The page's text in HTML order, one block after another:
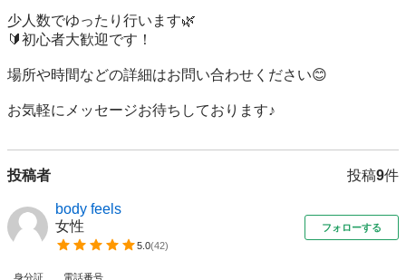
少人数でゆったり行います🌿
🔰初心者大歓迎です！
場所や時間などの詳細はお問い合わせください😊
お気軽にメッセージお待ちしております♪
投稿者 投稿9件
body feels
女性
5.0(42)
フォローする
身分証 電話番号